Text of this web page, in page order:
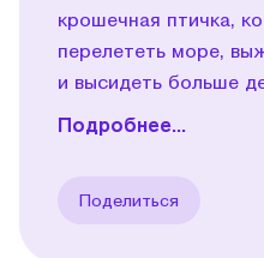
крошечная птичка,
перелететь море,
и высидеть больше
Подробнее...
Поделиться